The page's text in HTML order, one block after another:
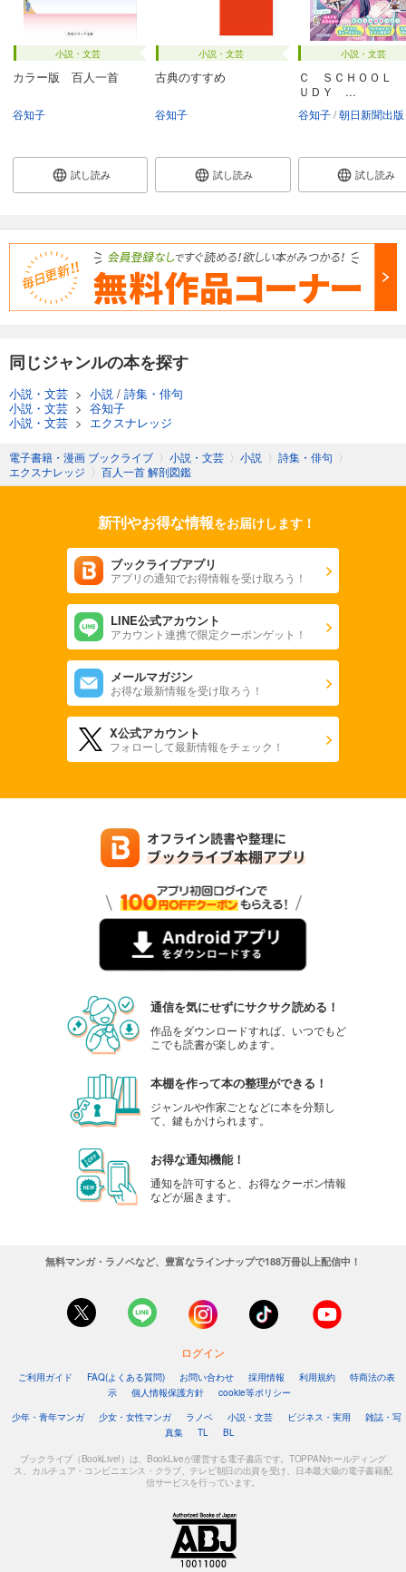
小説・文芸
カラー版 百人一首
谷知子
試し読み
小説・文芸
古典のすすめ
谷知子
試し読み
小説・文芸
Ｃ ＳＣＨＯＯＬ
ＵＤＹ ...
谷知子 朝日新聞出版
試し読み
同じジャンルの本を探す
小説・文芸 > 小説 / 詩集・俳句
小説・文芸 > 谷知子
小説・文芸 > エクスナレッジ
電子書籍・漫画 ブックライブ 〉 小説・文芸 〉 小説 〉 詩集・俳句 〉
エクスナレッジ 〉 百人一首 解剖図鑑
新刊やお得な情報をお届けします！
ブックライブアプリ
アプリの通知でお得情報を受け取ろう！
LINE公式アカウント
アカウント連携で限定クーポンゲット！
メールマガジン
お得な最新情報を受け取ろう！
X公式アカウント
フォローして最新情報をチェック！
通信を気にせずにサクサク読める！
作品をダウンロードすれば、いつでもど
こでも読書が楽しめます。
本棚を作って本の整理ができる！
ジャンルや作家ごとなどに本を分類し
て、鍵もかけられます。
お得な通知機能！
通知を許可すると、お得なクーポン情報
などが届きます。
無料マンガ・ラノベなど、豊富なラインナップで188万冊以上配信中！
ログイン
ご利用ガイド FAQ(よくある質問) お問い合わせ 採用情報 利用規約
特商法の表
示
個人情報保護方針
cookie等ポリシー
少年・青年マンガ
少女・女性マンガ ラノベ 小説・文芸 ビジネス・実用
雑誌・写
真集
TL BL
ブックライブ（BookLive!）は、BookLiveが運営する電子書店です。TOPPANホールディング
ス、カルチュア・コンビニエンス・クラブ、テレビ朝日の出資を受け、日本最大級の電子書籍配
信サービスを行っています。